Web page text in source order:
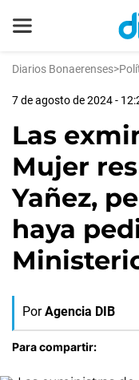
Diarios Bonaerenses>
7 de agosto de 2024 -
Las
Mujer
Yañez,
haya
Por Agencia DIB
Para compartir: